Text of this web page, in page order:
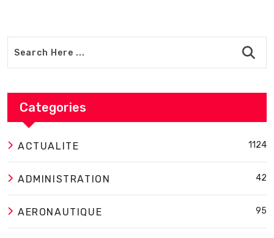
Categories
ACTUALITE 1124
ADMINISTRATION 42
AERONAUTIQUE 95